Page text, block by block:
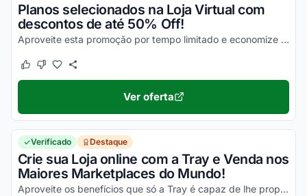
Planos selecionados na Loja Virtual com
descontos de até 50% Off!
Aproveite esta promoção por tempo limitado e economize em todas as suas assinaturas!
Este cupom funcionou
Este cupom não funcionou
Ver oferta
Verificado Destaque
Crie sua Loja online com a Tray e Venda nos
Maiores Marketplaces do Mundo!
Aproveite os benefícios que só a Tray é capaz de lhe proporcionar e usufrua de todos os seus descontos agora mesmo!